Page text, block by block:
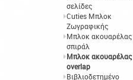
σελίδες
Cuties Μπλοκ
Ζωγραφικής
Μπλοκ ακουαρέλας
σπιράλ
Mπλοκ ακουαρέλας
overlap
Βιβλιοδετημένο